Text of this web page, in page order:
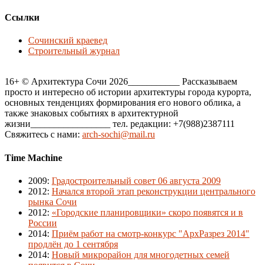
Ссылки
Сочинский краевед
Строительный журнал
16+ © Архитектура Сочи 2026___________ Рассказываем
просто и интересно об истории архитектуры города курорта,
основных тенденциях формирования его нового облика, а
также знаковых событиях в архитектурной
жизни_________________ тел. редакции: +7(988)2387111
Свяжитесь с нами: arch-sochi@mail.ru
Time Machine
2009: Градостроительный совет 06 августа 2009
2012: Начался второй этап реконструкции центрального
рынка Сочи
2012: «Городские планировщики» скоро появятся и в
России
2014: Приём работ на смотр-конкурс "АрхРазрез 2014"
продлён до 1 сентября
2014: Новый микрорайон для многодетных семей